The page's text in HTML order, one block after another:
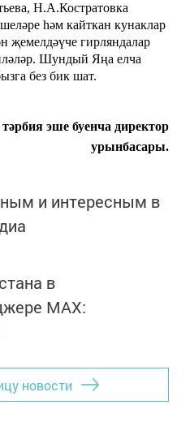
Н.А.Костратовка
һәм кайткан кунаклар
җемелдәүче гирляндалар
Шундый Яңа елча
без бик шат.
эше буенча директор
урынбасары.
и интересным в
в
MАХ:
новости